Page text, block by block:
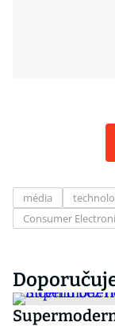
média
Consumer